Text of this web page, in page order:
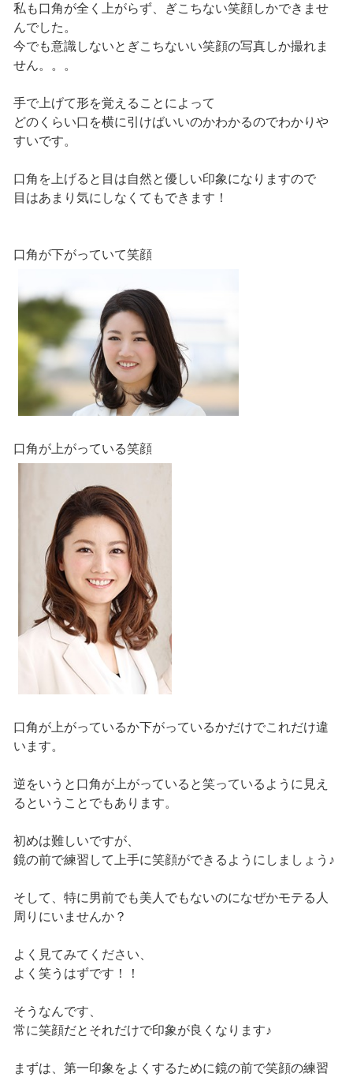
私も口角が全く上がらず、ぎこちない笑顔しかできませ
んでした。
今でも意識しないとぎこちないい笑顔の写真しか撮れま
せん。。。
手で上げて形を覚えることによって
どのくらい口を横に引けばいいのかわかるのでわかりや
すいです。
口角を上げると目は自然と優しい印象になりますので
目はあまり気にしなくてもできます！
口角が下がっていて笑顔
口角が上がっている笑顔
口角が上がっているか下がっているかだけでこれだけ違
います。
逆をいうと口角が上がっていると笑っているように見え
るということでもあります。
初めは難しいですが、
鏡の前で練習して上手に笑顔ができるようにしましょう♪
そして、特に男前でも美人でもないのになぜかモテる人
周りにいませんか？
よく見てみてください、
よく笑うはずです！！
そうなんです、
常に笑顔だとそれだけで印象が良くなります♪
まずは、第一印象をよくするために鏡の前で笑顔の練習